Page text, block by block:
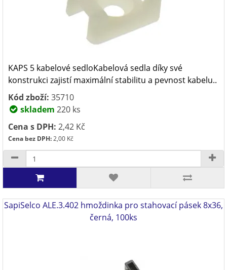
KAPS 5 kabelové sedloKabelová sedla díky své
konstrukci zajistí maximální stabilitu a pevnost kabelu..
Kód zboží: 35710
skladem 220 ks
Cena s DPH: 2,42 Kč
Cena bez DPH:2,00 Kč
SapiSelco ALE.3.402 hmoždinka pro stahovací pásek 8x36,
černá, 100ks